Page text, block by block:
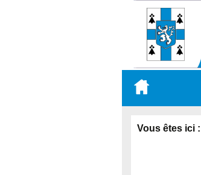
contenu
Vous êtes ici :